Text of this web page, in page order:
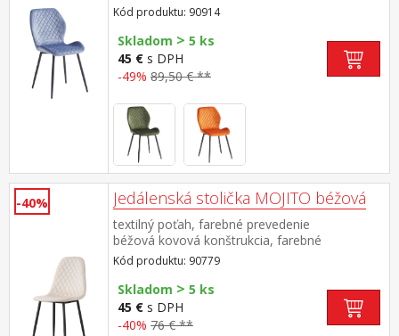
čierna výška sedu 50 cm odporúčaná nosnosť
do 120 kg
Kód produktu: 90914
Skladom > 5 ks
45 € s DPH
-49% 89,50 € **
-40% Jedálenská stolička MOJITO béžová
textilný poťah, farebné prevedenie
béžová kovová konštrukcia, farebné
prevedenie čierna výška sedu 48
cm odporúčaná nosnosť do 120 kg
Kód produktu: 90779
Skladom > 5 ks
45 € s DPH
-40% 76 € **